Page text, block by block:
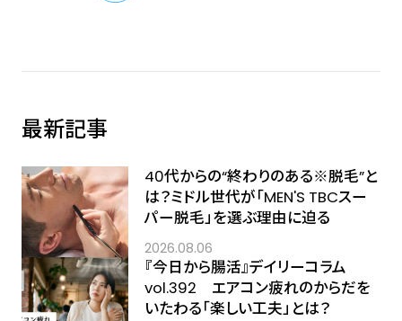
最新記事
40代からの“終わりのある※脱毛”と
は？ミドル世代が「MEN'S TBCスー
パー脱毛」を選ぶ理由に迫る
2026.08.06
『今日から腸活』デイリーコラム
vol.392 エアコン疲れのからだを
いたわる「楽しい工夫」とは？